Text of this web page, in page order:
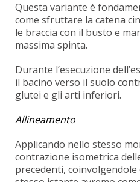
Questa variante è
come sfruttare la catena
le braccia con il busto e
massima spinta.
Durante l’esecuzione
il bacino verso il suolo
glutei e gli arti inferiori.
Allineamento
Applicando nello stesso
contrazione isometrica
precedenti,